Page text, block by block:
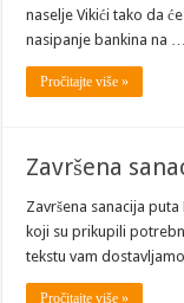
naselje Vikići tako da
nasipanje bankina na …
Pročitajte više »
Završena
Završena sanacija
koji su prikupili
tekstu vam
Pročitajte više »